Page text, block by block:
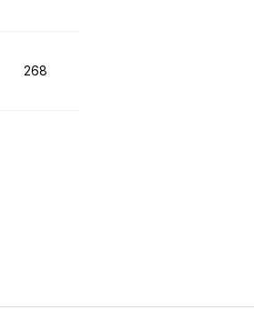
268